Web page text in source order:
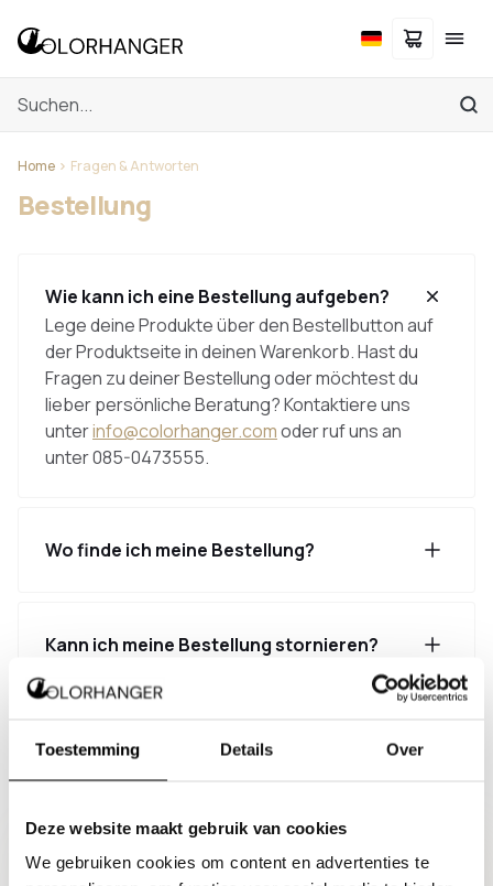
Toestemming Details Over
Deze website maakt gebruik van cookies
We gebruiken cookies om content en advertenties te
Home Fragen & Antworten
Bestellung
Wie kann ich eine Bestellung aufgeben?
Lege deine Produkte über den Bestellbutton auf
der Produktseite in deinen Warenkorb. Hast du
Fragen zu deiner Bestellung oder möchtest du
lieber persönliche Beratung? Kontaktiere uns
unterinfo@colorhanger.comoder ruf uns an
unter 085-0473555.
Wo finde ich meine Bestellung?
Kann ich meine Bestellung stornieren?
Warum kann ich eine Maßbestellung nicht
immer stornieren?
+31 (0)85 - 047 35 55
Mo - Fr 09:00 - 17:00 Uhr